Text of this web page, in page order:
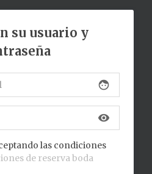
su usuario y
face
visibility
las condiciones
de reserva boda